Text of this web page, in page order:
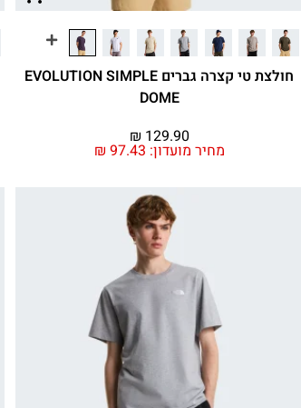
חולצת טי קצרה גברים EVOLUTION SIMPLE
DOME
מחיר מועדון: ₪ 97.43
₪ 129.90